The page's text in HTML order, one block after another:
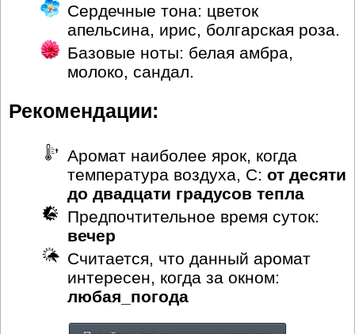
Сердечные тона: цветок
апельсина, ирис, болгарская роза.
Базовые ноты: белая амбра,
молоко, сандал.
Рекомендации:
Аромат наиболее ярок, когда
температура воздуха, С: от десяти
до двадцати градусов тепла
Предпочтительное время суток:
вечер
Считается, что данный аромат
интересен, когда за окном:
любая_погода